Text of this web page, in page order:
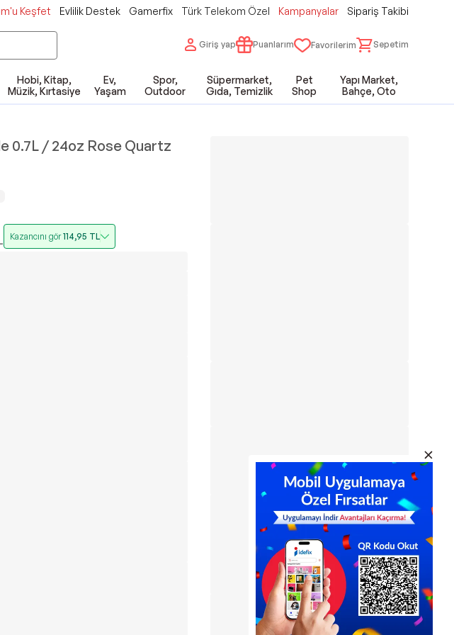
Keşfet Evlilik Destek Gamerfix Türk Telekom Özel Kampanyalar Sipariş Takibi
Giriş yap Puanlarım Favorilerim Sepetim
Hobi, Kitap,
Müzik, Kırtasiye
Ev,
Yaşam
Spor,
Outdoor
Süpermarket,
Gıda, Temizlik
Pet
Shop
Yapı Market,
Bahçe, Oto
0.7L / 24oz Rose Quartz
Kazancını gör114,95 TL